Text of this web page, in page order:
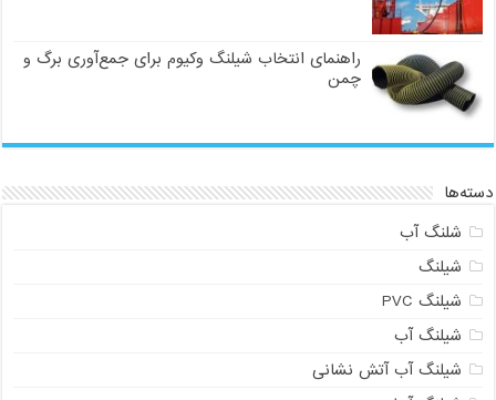
راهنمای انتخاب شیلنگ وکیوم برای جمع‌آوری برگ و
چمن
دسته‌ها
شلنگ آب
شیلنگ
شیلنگ PVC
شیلنگ آب
شیلنگ آب آتش نشانی